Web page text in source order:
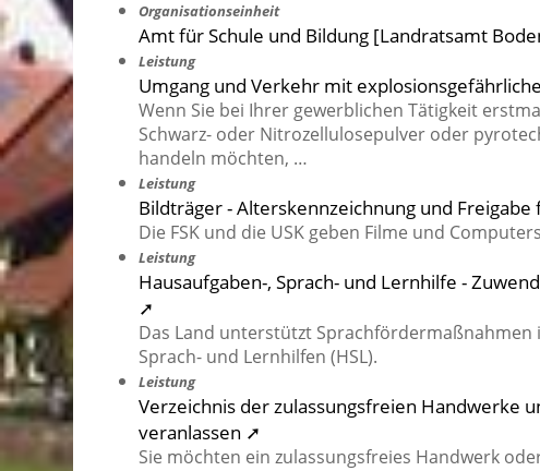
Organisationseinheit
Amt für Schule und Bildung [Landratsamt
Leistung
Umgang und Verkehr mit
Wenn Sie bei Ihrer gewerblichen Tätigkeit
Schwarz- oder Nitrozellulosepulver oder
handeln möchten, …
Leistung
Bildträger - Alterskennzeichnung und
Die FSK und die USK geben Filme und
Leistung
Hausaufgaben-, Sprach- und Lernhilfe -
➚
Das Land unterstützt
Sprach- und Lernhilfen (HSL).
Leistung
Verzeichnis der zulassungsfreien Handwerke
veranlassen ➚
Sie möchten ein zulassungsfreies Handwerk